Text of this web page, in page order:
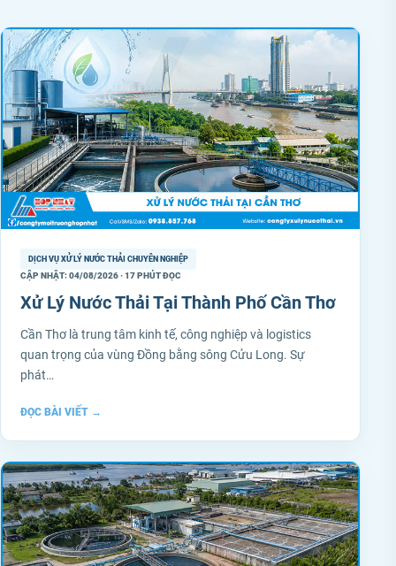
DỊCH VỤ XỬ LÝ NƯỚC THẢI CHUYÊN NGHIỆP
CẬP NHẬT: 04/08/2026 · 17 PHÚT ĐỌC
Xử Lý Nước Thải Tại Thành Phố Cần Thơ
Cần Thơ là trung tâm kinh tế, công nghiệp và logistics
quan trọng của vùng Đồng bằng sông Cửu Long. Sự
phát…
ĐỌC BÀI VIẾT →